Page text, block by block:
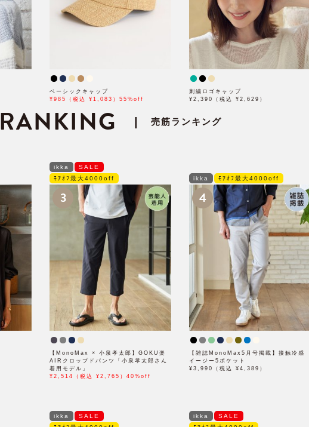
ベーシックキャップ
¥985（税込 ¥1,083）55%off
刺繍ロゴキャップ
¥2,390（税込 ¥2,629）
RANKING 売筋ランキング
ikka
SALE
ﾓｱｵﾌ最大4000off
3
【MonoMax × 小泉孝太郎】GOKU楽
AIRクロップドパンツ「小泉孝太郎さん
着用モデル」
¥2,514（税込 ¥2,765）40%off
ikka ﾓｱｵﾌ最大4000off
4
【雑誌MonoMax5月号掲載】接触冷感
イージー5ポケット
¥3,990（税込 ¥4,389）
ikka
SALE
ikka
SALE